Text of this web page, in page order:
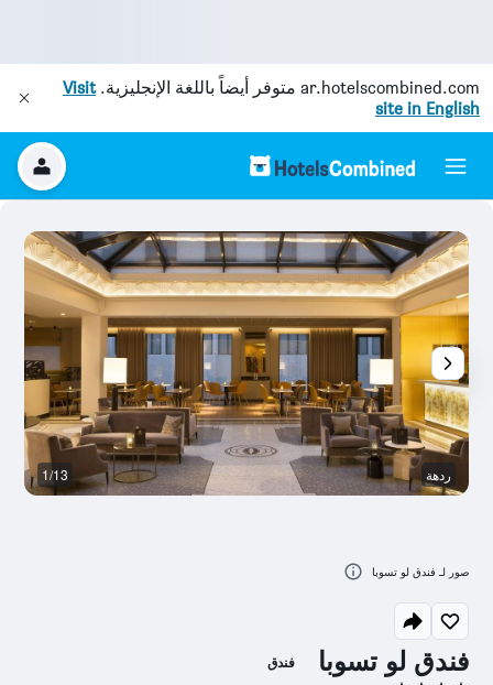
ar.hotelscombined.com متوفر أيضاً باللغة الإنجليزية.Visit
site in English
فندق لو تسوبا فندق
ردهة 1/13
صور لـ فندق لو تسوبا